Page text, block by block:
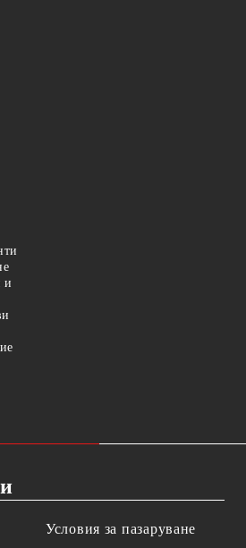
и
Условия за пазаруване